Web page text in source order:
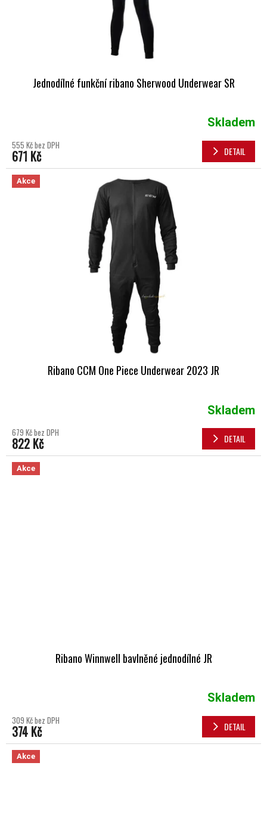
Jednodílné funkční ribano Sherwood Underwear SR
Skladem
555 Kč bez DPH
671 Kč DETAIL
Akce
Ribano CCM One Piece Underwear 2023 JR
Skladem
679 Kč bez DPH
822 Kč DETAIL
Akce
Ribano Winnwell bavlněné jednodílné JR
Skladem
309 Kč bez DPH
374 Kč DETAIL
Akce